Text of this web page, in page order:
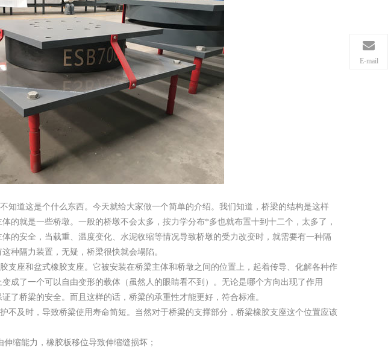
知道这是个什么东西。今天就给大家做一个简单的介绍。我们知道，桥梁的结构是这样
的就是一些桥墩。一般的桥墩不会太多，按力学分布*多也就布置十到十二个，太多了，
的安全，当载重、温度变化、水泥收缩等情况导致桥墩的受力改变时，就需要有一种隔
种隔力装置，无疑，桥梁很快就会塌陷。
支座和盆式橡胶支座。它被安装在桥梁主体和桥墩之间的位置上，起着传导、化解各种作
成了一个可以自由变形的载体（虽然人的眼睛看不到）。无论是哪个方向出现了作用
了桥梁的安全。而且这样的话，桥梁的承重性才能更好，符合标准。
不及时，导致桥梁使用寿命简短。当然对于桥梁的支撑部分，桥梁橡胶支座这个位置应该
缩能力，橡胶板移位导致伸缩缝损坏；
E-mail